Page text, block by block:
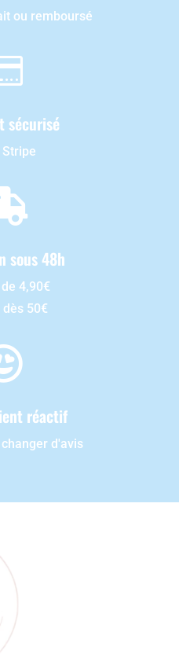
ou remboursé
sécurisé
sous 48h
4,90€
50€
réactif
d'avis